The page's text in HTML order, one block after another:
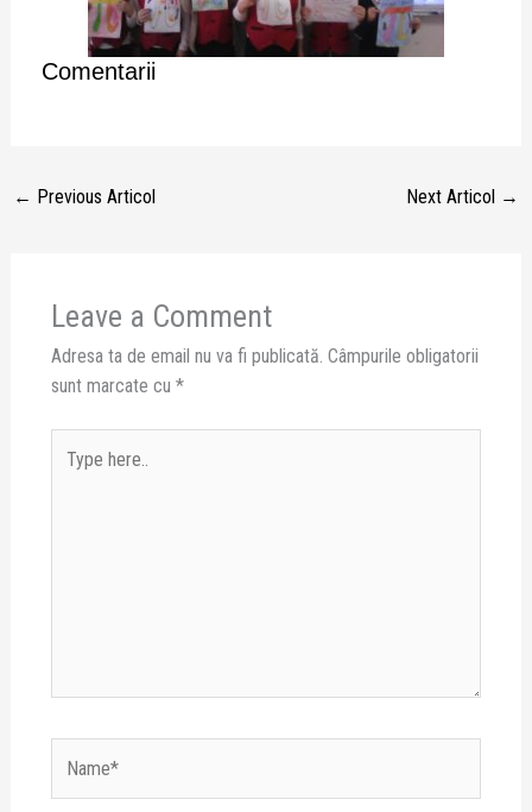
Comentarii
← Previous Articol Next Articol →
Leave a Comment
Adresa ta de email nu va fi publicată. Câmpurile obligatorii
sunt marcate cu *
here..